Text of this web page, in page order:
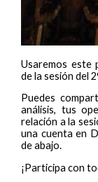
Usaremos este
de la sesión del
Puedes
análisis, tus
relación a la
una cuenta en
de abajo.
¡Participa con